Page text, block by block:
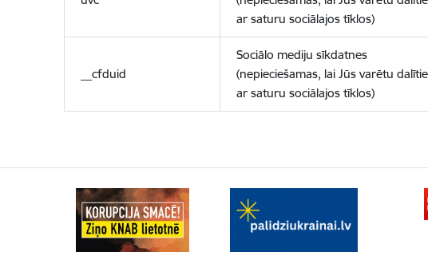
ar saturu sociālajos tīklos)
__cfduid
Sociālo mediju sīkdatnes
(nepieciešamas, lai Jūs varētu
ar saturu sociālajos tīklos)